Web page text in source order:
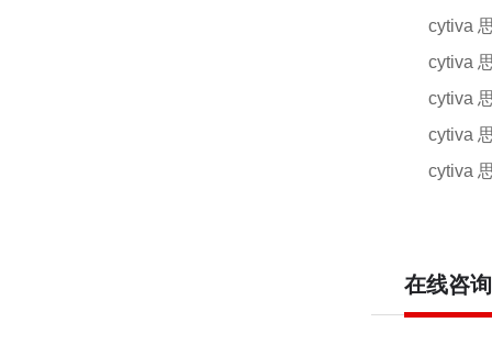
cytiva
cytiva
cytiva
cytiva
cytiva
在线咨询